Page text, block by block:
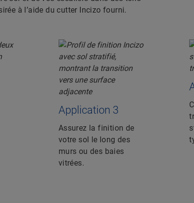
à l’aide du cutter Incizo fourni.
Application 3
Assurez la finition de
votre sol le long des
murs ou des baies
vitrées.